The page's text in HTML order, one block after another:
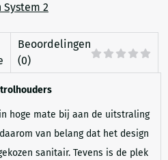
System 2
Beoordelingen
(0)
hoge mate bij aan de uitstraling
van belang dat het design
sanitair. Tevens is de plek